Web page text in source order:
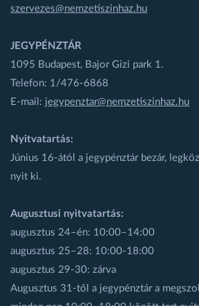
szervezes@nemzetiszinhaz.hu
JEGYPÉNZTÁR
1095 Budapest, Bajor Gizi park 1.
Telefon: 1/476-6868
E-mail: jegypenztar@nemzetiszinhaz.hu
Nyitvatartás:
Június 16-ától a jegypénztár bezár,
nyit ki.
Augusztusi nyitvatartás:
augusztus 24–én: 10:00–14:00
augusztus 25–28: 10:00-18:00
augusztus 29-30: zárva
Augusztus 31-től a jegypénztár a